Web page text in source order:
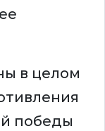
в целом
победы